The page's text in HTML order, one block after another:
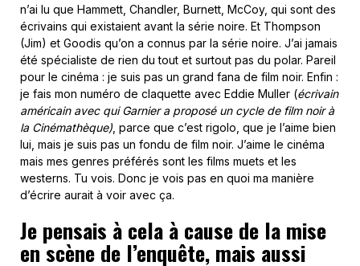
n’ai lu que Hammett, Chandler, Burnett, McCoy, qui sont des
écrivains qui existaient avant la série noire. Et Thompson
(Jim) et Goodis qu’on a connus par la série noire. J’ai jamais
été spécialiste de rien du tout et surtout pas du polar. Pareil
pour le cinéma : je suis pas un grand fana de film noir. Enfin :
je fais mon numéro de claquette avec Eddie Muller (écrivain
américain avec qui Garnier a proposé un cycle de film noir à
la Cinémathèque) , parce que c’est rigolo, que je l’aime bien
lui, mais je suis pas un fondu de film noir. J’aime le cinéma
mais mes genres préférés sont les films muets et les
westerns. Tu vois. Donc je vois pas en quoi ma manière
d’écrire aurait à voir avec ça.
Je pensais à cela à cause de la mise
en scène de l’enquête, mais aussi